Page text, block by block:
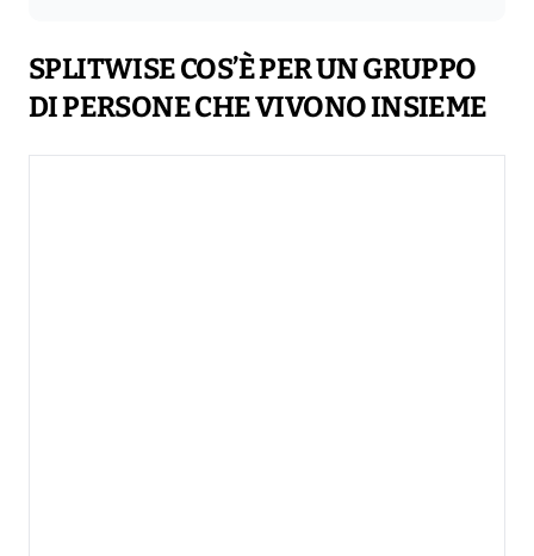
SPLITWISE COS’È PER UN GRUPPO
DI PERSONE CHE VIVONO INSIEME